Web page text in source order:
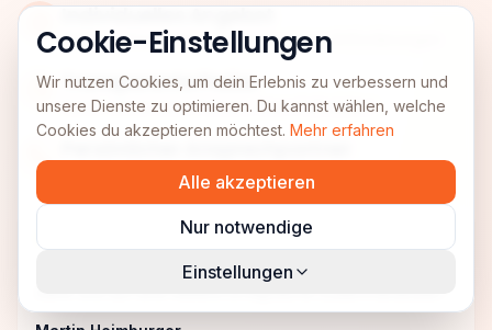
Individuelles Angebot
Maßgeschneiderte Lösung für deine Anforderungen
Transparente Preise
Keine versteckten Kosten, klare Kalkulation
Direkter Kontakt zu deinem Projektmanager
Bei UnitedAds wird Partnerschaft wirklich gelebt. Vielen
Cookie-Einstellungen
Wir nutzen Cookies, um dein Erlebnis zu verbessern und
unsere Dienste zu optimieren. Du kannst wählen, welche
Cookies du akzeptieren möchtest. Mehr erfahren
Alle akzeptieren
Nur notwendige
Einstellungen